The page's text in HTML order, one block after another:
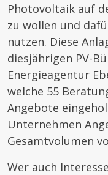
Photovoltaik auf
zu wollen und
nutzen. Diese
diesjährigen PV-
Energieagentur
welche 55
Angebote
Unternehmen
Gesamtvolumen
Wer auch